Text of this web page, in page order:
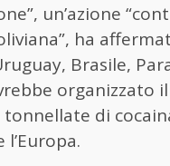
un’azione
ha
Brasile,
organizzato
tonnellate di